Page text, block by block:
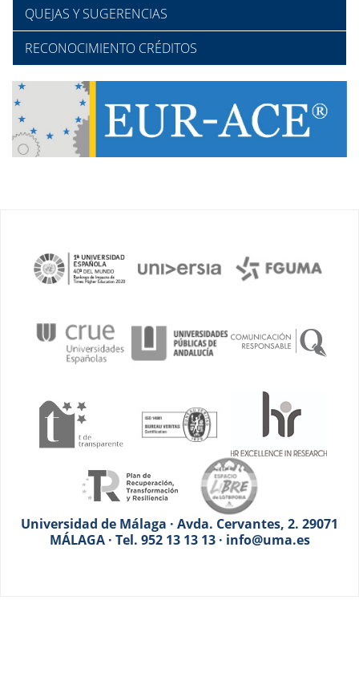
QUEJAS Y SUGERENCIAS
RECONOCIMIENTO CRÉDITOS
Universidad de Málaga · Avda. Cervantes, 2. 29071
MÁLAGA · Tel. 952 13 13 13 · info@uma.es